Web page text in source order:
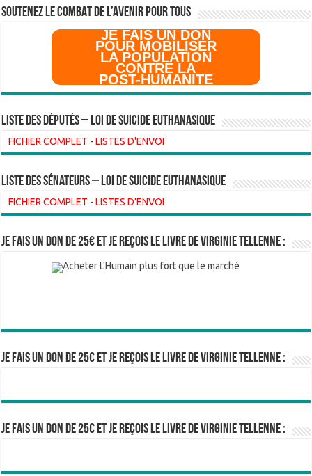
SOUTENEZ LE COMBAT DE L’AVenir pour Tous
JE FAIS UN DON
POUR MOBILISER
LA POPULATION
CONTRE LA
POST-HUMANITE
Liste des Députés – Loi de suicide euthanasique
FICHIER COMPLET -LISTES D'ENVOI
liste des sénateurs – loi de suicide euthanasique
FICHIER COMPLET -LISTES D'ENVOI
Je fais un don de 25€ et je reçois le livre de Virginie Tellenne :
Je fais un don de 25€ et je reçois le livre de Virginie Tellenne :
Je fais un don de 25€ et je reçois le livre de Virginie Tellenne :